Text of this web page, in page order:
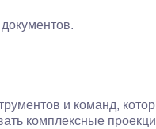
и команд,
комплексные